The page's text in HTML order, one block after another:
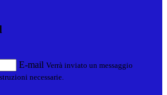
E-mail Verrà inviato un messaggio
necessarie.